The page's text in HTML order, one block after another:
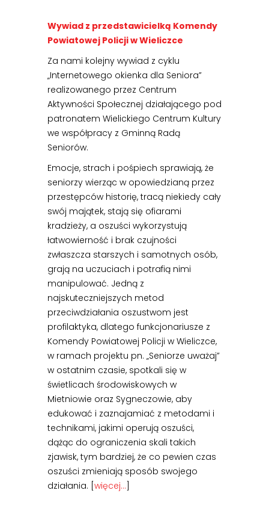
Wywiad z przedstawicielką Komendy
Powiatowej Policji w Wieliczce
Za nami kolejny wywiad z cyklu
„Internetowego okienka dla Seniora”
realizowanego przez Centrum
Aktywności Społecznej działającego pod
patronatem Wielickiego Centrum Kultury
we współpracy z Gminną Radą
Seniorów.
Emocje, strach i pośpiech sprawiają, że
seniorzy wierząc w opowiedzianą przez
przestępców historię, tracą niekiedy cały
swój majątek, stają się ofiarami
kradzieży, a oszuści wykorzystują
łatwowierność i brak czujności
zwłaszcza starszych i samotnych osób,
grają na uczuciach i potrafią nimi
manipulować. Jedną z
najskuteczniejszych metod
przeciwdziałania oszustwom jest
profilaktyka, dlatego funkcjonariusze z
Komendy Powiatowej Policji w Wieliczce,
w ramach projektu pn. „Seniorze uważaj”
w ostatnim czasie, spotkali się w
świetlicach środowiskowych w
Mietniowie oraz Sygneczowie, aby
edukować i zaznajamiać z metodami i
technikami, jakimi operują oszuści,
dążąc do ograniczenia skali takich
zjawisk, tym bardziej, że co pewien czas
oszuści zmieniają sposób swojego
działania. [ więcej…